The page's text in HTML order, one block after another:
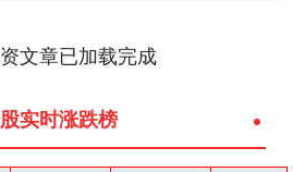
文章已加载完成
实时涨跌榜